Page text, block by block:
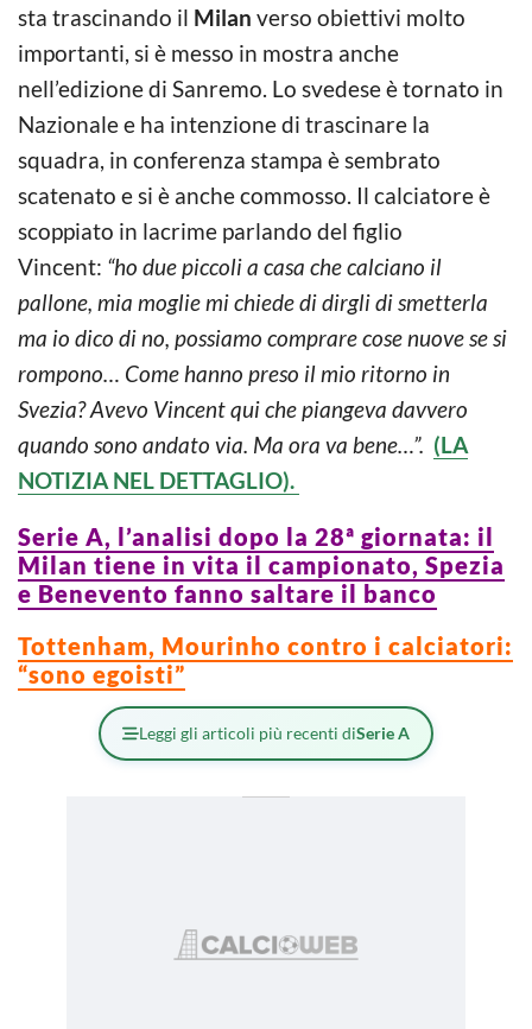
sta trascinando il Milan verso obiettivi molto
importanti, si è messo in mostra anche
nell’edizione di Sanremo. Lo svedese è tornato in
Nazionale e ha intenzione di trascinare la
squadra, in conferenza stampa è sembrato
scatenato e si è anche commosso. Il calciatore è
scoppiato in lacrime parlando del figlio
Vincent: “ho due piccoli a casa che calciano il
pallone, mia moglie mi chiede di dirgli di smetterla
ma io dico di no, possiamo comprare cose nuove se si
rompono… Come hanno preso il mio ritorno in
Svezia? Avevo Vincent qui che piangeva davvero
quando sono andato via. Ma ora va bene…”. (LA
NOTIZIA NEL DETTAGLIO).
Serie A, l’analisi dopo la 28ª giornata: il
Milan tiene in vita il campionato, Spezia
e Benevento fanno saltare il banco
Tottenham, Mourinho contro i calciatori:
“sono egoisti”
Leggi gli articoli più recenti diSerie A